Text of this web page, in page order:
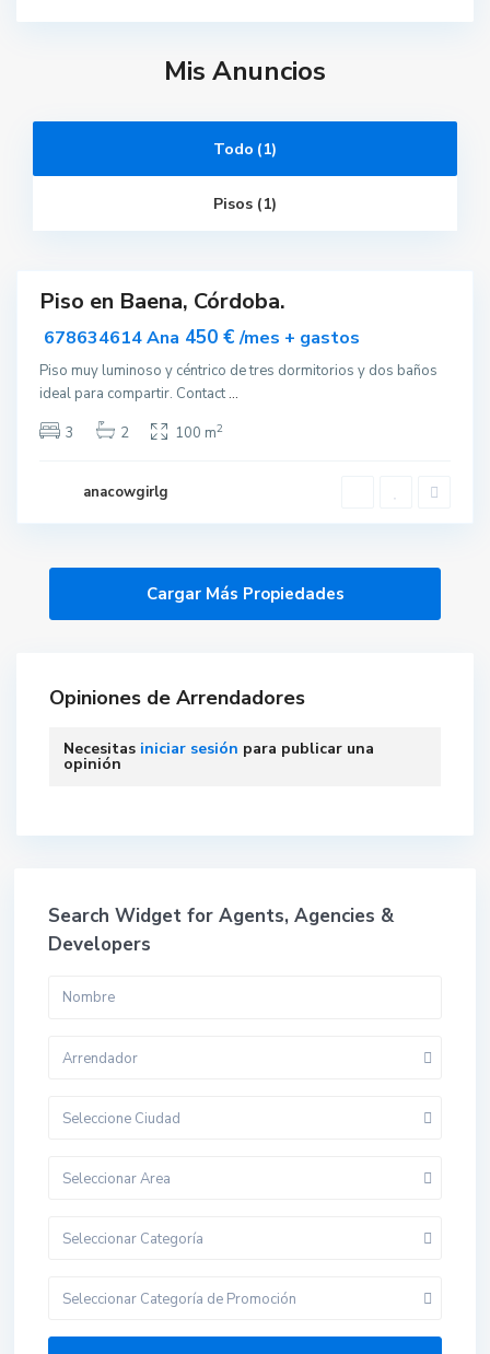
Mis Anuncios
Todo (1)
Pisos (1)
ó
Piso en Baena, Córdoba.
678634614 Ana 450 €/mes + gastos
Piso muy luminoso y céntrico de tres dormitorios y dos baños
ideal para compartir. Contact...
3
2 100 m2
anacowgirlg
Opiniones de Arrendadores
Necesitas iniciar sesión para publicar una
opinión
Search Widget for Agents, Agencies &
Developers
Arrendador
Seleccione Ciudad
Seleccionar Area
Seleccionar Categoría
Seleccionar Categoría de Promoción